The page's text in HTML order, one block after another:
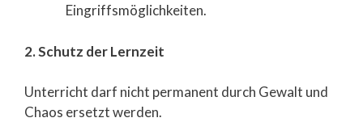
Eingriffsmöglichkeiten.
2. Schutz der Lernzeit
Unterricht darf nicht permanent durch Gewalt und
Chaos ersetzt werden.